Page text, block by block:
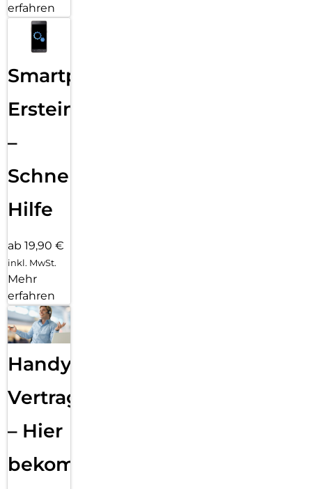
erfahren
Smartphone
Ersteinrichtung
–
Schnelle
Hilfe
ab 19,90 €
inkl. MwSt.
Mehr
erfahren
Handy
Vertragsabwicklung
– Hier
bekommst